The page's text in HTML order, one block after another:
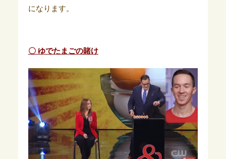
になります。
〇 ゆでたまごの賭け